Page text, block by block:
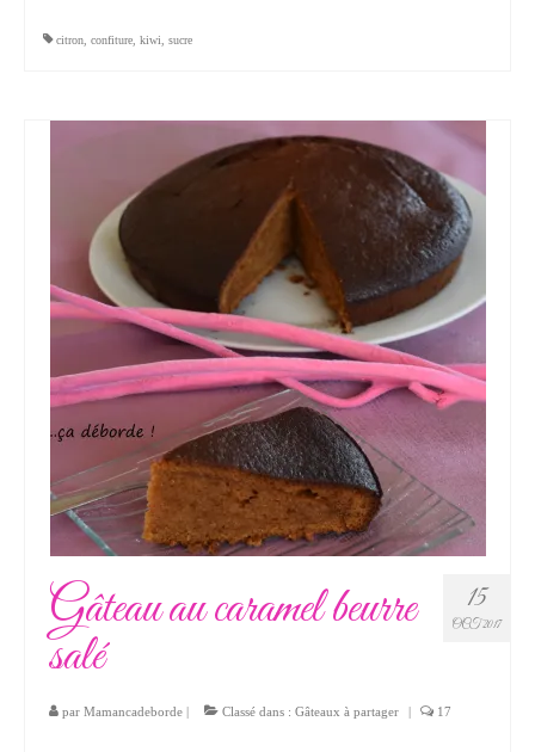
citron confiture kiwi sucre
15
OCT 2017
Gâteau au caramel beurre
salé
par Mamancadeborde | Classé dans : Gâteaux à partager | 17